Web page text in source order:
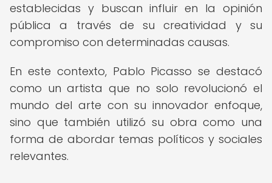
establecidas y buscan influir en la opinión
pública a través de su creatividad y su
compromiso con determinadas causas.
En este contexto, Pablo Picasso se destacó
como un artista que no solo revolucionó el
mundo del arte con su innovador enfoque,
sino que también utilizó su obra como una
forma de abordar temas políticos y sociales
relevantes.